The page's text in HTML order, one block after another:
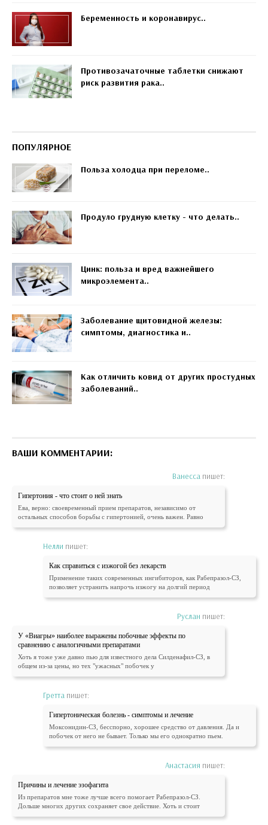
Беременность и коронавирус..
Противозачаточные таблетки снижают
риск развития рака..
ПОПУЛЯРНОЕ
Польза холодца при переломе..
Продуло грудную клетку - что делать..
Цинк: польза и вред важнейшего
микроэлемента..
Заболевание щитовидной железы:
симптомы, диагностика и..
Как отличить ковид от других простудных
заболеваний..
ВАШИ КОММЕНТАРИИ:
Ванесса пишет:
Гипертония - что стоит о ней знать
Ева, верно: своевременный прием препаратов, независимо от
остальных способов борьбы с гипертонией, очень важен. Равно
Нелли пишет:
Как справиться с изжогой без лекарств
Применение таких современных ингибиторов, как Рабепразол-СЗ,
позволяет устранить напрочь изжогу на долгий период
Руслан пишет:
У «Виагры» наиболее выражены побочные эффекты по
сравнению с аналогичными препаратами
Хоть я тоже уже давно пью для известного дела Силденафил-СЗ, в
общем из-за цены, но тех "ужасных" побочек у
Гретта пишет:
Гипертоническая болезнь - симптомы и лечение
Моксонидин-СЗ, бесспорно, хорошее средство от давления. Да и
побочек от него не бывает. Только мы его однократно пьем.
Анастасия пишет:
Причины и лечение эзофагита
Из препаратов мне тоже лучше всего помогает Рабепразол-СЗ.
Дольше многих других сохраняет свое действие. Хоть и стоит